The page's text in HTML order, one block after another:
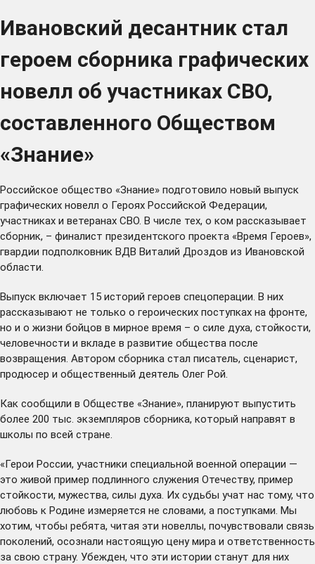
Ивановский десантник стал
героем сборника графических
новелл об участниках СВО,
составленного Обществом
«Знание»
Российское общество «Знание» подготовило новый выпуск
графических новелл о Героях Российской Федерации,
участниках и ветеранах СВО. В числе тех, о ком рассказывает
сборник, – финалист президентского проекта «Время Героев»,
гвардии подполковник ВДВ Виталий Дроздов из Ивановской
области.
Выпуск включает 15 историй героев спецоперации. В них
рассказывают не только о героических поступках на фронте,
но и о жизни бойцов в мирное время – о силе духа, стойкости,
человечности и вкладе в развитие общества после
возвращения. Автором сборника стал писатель, сценарист,
продюсер и общественный деятель Олег Рой.
Как сообщили в Обществе «Знание», планируют выпустить
более 200 тыс. экземпляров сборника, который направят в
школы по всей стране.
«Герои России, участники специальной военной операции —
это живой пример подлинного служения Отечеству, пример
стойкости, мужества, силы духа. Их судьбы учат нас тому, что
любовь к Родине измеряется не словами, а поступками. Мы
хотим, чтобы ребята, читая эти новеллы, почувствовали связь
поколений, осознали настоящую цену мира и ответственность
за свою страну. Убежден, что эти истории станут для них